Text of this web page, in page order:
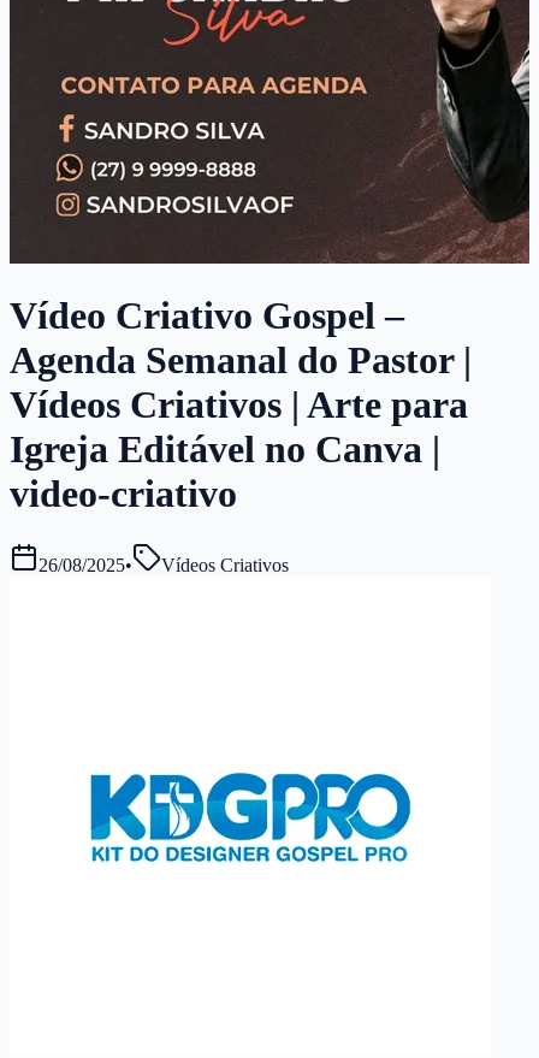
Vídeo Criativo Gospel –
Agenda Semanal do Pastor |
Vídeos Criativos | Arte para
Igreja Editável no Canva |
video-criativo
26/08/2025• Vídeos Criativos